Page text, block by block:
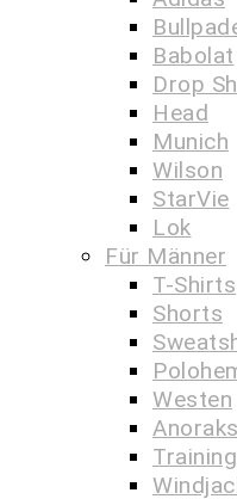
Babolat
Drop
Head
Munich
Wilson
StarVie
Lok
Für Männer
T-Shirts
Shorts
Westen
Anoraks